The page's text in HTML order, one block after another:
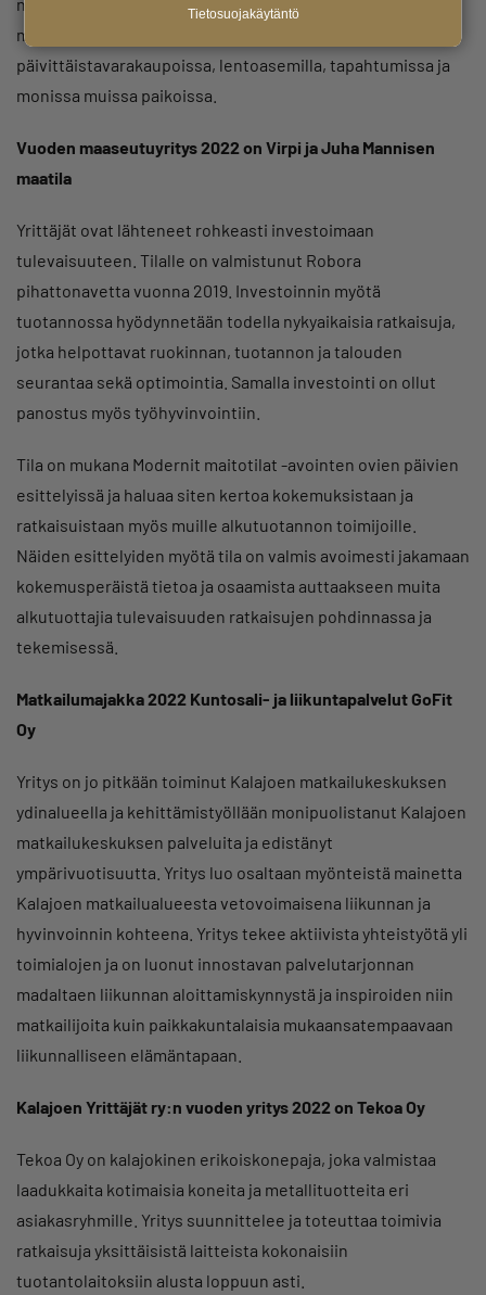
näkyvyyttä yritykselle, tuotteille ja koko Kalajoelle oman
markkinointinsa myötä. Tuotteet ovat näyttävästi esillä
päivittäistavarakaupoissa, lentoasemilla, tapahtumissa ja
monissa muissa paikoissa.
Vuoden maaseutuyritys 2022 on Virpi ja Juha Mannisen
maatila
Yrittäjät ovat lähteneet rohkeasti investoimaan
tulevaisuuteen. Tilalle on valmistunut Robora
pihattonavetta vuonna 2019. Investoinnin myötä
tuotannossa hyödynnetään todella nykyaikaisia ratkaisuja,
jotka helpottavat ruokinnan, tuotannon ja talouden
seurantaa sekä optimointia. Samalla investointi on ollut
panostus myös työhyvinvointiin.
Tila on mukana Modernit maitotilat -avointen ovien päivien
esittelyissä ja haluaa siten kertoa kokemuksistaan ja
ratkaisuistaan myös muille alkutuotannon toimijoille.
Näiden esittelyiden myötä tila on valmis avoimesti jakamaan
kokemusperäistä tietoa ja osaamista auttaakseen muita
alkutuottajia tulevaisuuden ratkaisujen pohdinnassa ja
tekemisessä.
Matkailumajakka 2022 Kuntosali- ja liikuntapalvelut GoFit
Oy
Yritys on jo pitkään toiminut Kalajoen matkailukeskuksen
ydinalueella ja kehittämistyöllään monipuolistanut Kalajoen
matkailukeskuksen palveluita ja edistänyt
ympärivuotisuutta. Yritys luo osaltaan myönteistä mainetta
Kalajoen matkailualueesta vetovoimaisena liikunnan ja
hyvinvoinnin kohteena. Yritys tekee aktiivista yhteistyötä yli
toimialojen ja on luonut innostavan palvelutarjonnan
madaltaen liikunnan aloittamiskynnystä ja inspiroiden niin
matkailijoita kuin paikkakuntalaisia mukaansatempaavaan
liikunnalliseen elämäntapaan.
Kalajoen Yrittäjät ry:n vuoden yritys 2022 on Tekoa Oy
Tekoa Oy on kalajokinen erikoiskonepaja, joka valmistaa
laadukkaita kotimaisia koneita ja metallituotteita eri
asiakasryhmille. Yritys suunnittelee ja toteuttaa toimivia
ratkaisuja yksittäisistä laitteista kokonaisiin
tuotantolaitoksiin alusta loppuun asti.
Tietosuojakäytäntö